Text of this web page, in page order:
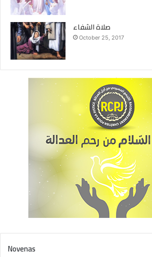
صلاة الشفاء
October 25, 2017
Novenas